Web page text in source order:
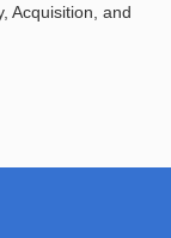
Acquisition, and